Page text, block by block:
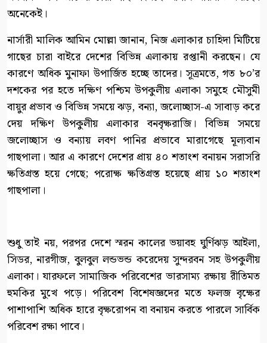
অনেকেই।
নার্সারী মালিক আমিন মোল্লা জানান, নিজ এলাকার চাহিদা মিটিয়ে
গাছের চারা বাইরে দেশের বিভিন্ন এলাকায় রপ্তানী করছেন। যে
কারণে অধিক মুনাফা উপার্জিত হচ্ছে তাদের। সূত্রমতে, গত ৮০’র
দশকের পর হতে দক্ষিণ পশ্চিম উপকুলীয় এলাকা সমুহে মৌসুমী
বায়ুর প্রভাব ও বিভিন্ন সময়ে ঝড়, বন্যা, জলোচ্ছাস-এ সাবাড় করে
দেয় দক্ষিণ উপকুলীয় এলাকার বনবৃক্ষরাজি। বিভিন্ন সময়ে
জলোচ্ছাস ও বন্যায় লবণ পানির প্রভাবে মারাগেছে মূল্যবান
গাছপালা। আর এ কারণে দেশের প্রায় ৪০ শতাংশ বনায়ন সরাসরি
ক্ষতিগ্রস্ত হয়ে গেছে; পরোক্ষ ক্ষতিগ্রস্ত হয়েছে প্রায় ১০ শতাংশ
গাছপালা।
শুধু তাই নয়, পরপর দেশে স্মরন কালের ভয়াবহ ঘুর্ণিঝড় আইলা,
সিডর, নারগীজ, বুলবুল লন্ডভন্ড করেদেয় সুন্দরবন সহ উপকুলীয়
এলাকা। যারফলে সামাজিক পরিবেশের ভারসাম্য রক্ষায় রীতিমত
হুমকির মুখে পড়ে। পরিবেশ বিশেষজ্ঞদের মতে ফলজ বৃক্ষের
পাশাপাশি অধিক হারে বৃক্ষরোপন বা বনায়ন করতে পারলে সার্বিক
পরিবেশ রক্ষা পাবে।